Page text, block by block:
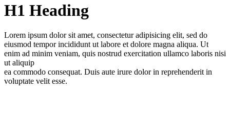
H1 Heading
Lorem ipsum dolor sit amet, consectetur adipisicing elit, sed do
eiusmod tempor incididunt ut labore et dolore magna aliqua. Ut
enim ad minim veniam, quis nostrud exercitation ullamco laboris nisi
ut aliquip
ea commodo consequat. Duis aute irure dolor in reprehenderit in
voluptate velit esse.